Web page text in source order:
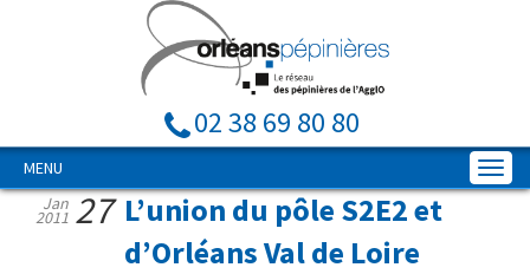
02 38 69 80 80
MENU
L’union du pôle S2E2 et
d’Orléans Val de Loire
Jan
2011 27